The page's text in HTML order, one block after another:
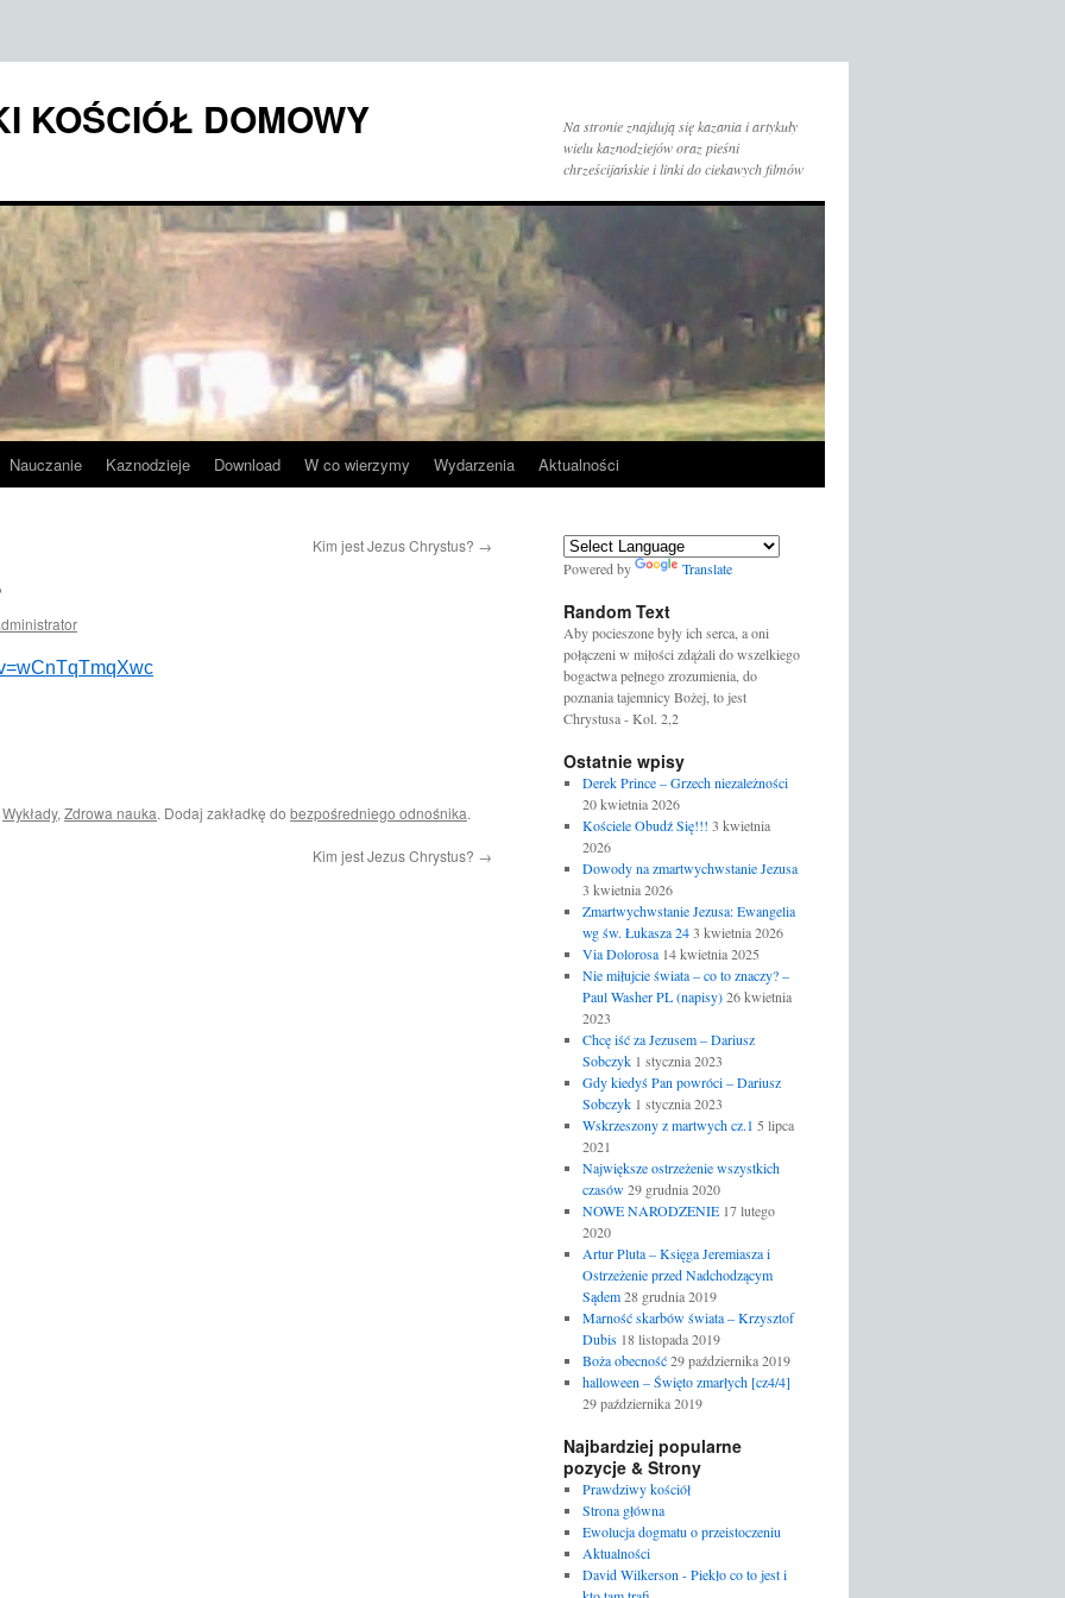
KOŚCIÓŁ DOMOWY
Na stronie znajdują się kazania i artykuły
wielu kaznodziejów oraz pieśni
chrześcijańskie i linki do ciekawych filmów
Nauczanie Kaznodzieje Download W co wierzymy Wydarzenia Aktualności
Kim jest Jezus Chrystus? →
Wykłady, Zdrowa nauka. Dodaj zakładkę do bezpośredniego odnośnika.
Kim jest Jezus Chrystus? →
Powered by Translate
Random Text
Aby pocieszone były ich serca, a oni
połączeni w miłości zdążali do wszelkiego
bogactwa pełnego zrozumienia, do
poznania tajemnicy Bożej, to jest
Chrystusa - Kol. 2,2
Ostatnie wpisy
Derek Prince – Grzech niezależności
20 kwietnia 2026
Kościele Obudź Się!!! 3 kwietnia
2026
Dowody na zmartwychwstanie Jezusa
3 kwietnia 2026
Zmartwychwstanie Jezusa: Ewangelia
wg św. Łukasza 24 3 kwietnia 2026
Via Dolorosa 14 kwietnia 2025
Nie miłujcie świata – co to znaczy? –
Paul Washer PL (napisy) 26 kwietnia
2023
Chcę iść za Jezusem – Dariusz
Sobczyk 1 stycznia 2023
Gdy kiedyś Pan powróci – Dariusz
Sobczyk 1 stycznia 2023
Wskrzeszony z martwych cz.1 5 lipca
2021
Największe ostrzeżenie wszystkich
czasów 29 grudnia 2020
NOWE NARODZENIE 17 lutego
2020
Artur Pluta – Księga Jeremiasza i
Ostrzeżenie przed Nadchodzącym
Sądem 28 grudnia 2019
Marność skarbów świata – Krzysztof
Dubis 18 listopada 2019
Boża obecność 29 października 2019
halloween – Święto zmarłych [cz4/4]
29 października 2019
Najbardziej popularne
pozycje & Strony
Prawdziwy kościół
Strona główna
Ewolucja dogmatu o przeistoczeniu
Aktualności
David Wilkerson - Piekło co to jest i